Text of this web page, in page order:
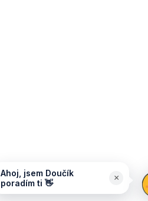
Ahoj, jsem Doučík
poradím ti 👋
×